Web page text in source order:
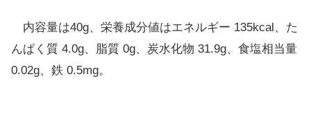
内容量は40g、栄養成分値はエネルギー 135kcal、た
んぱく質 4.0g、脂質 0g、炭水化物 31.9g、食塩相当量
0.02g、鉄 0.5mg。